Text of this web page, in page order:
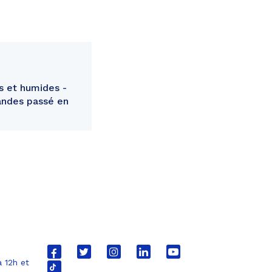
et humides -
passé en
12h et
Lien
Lien
Lien
Lien
Lien